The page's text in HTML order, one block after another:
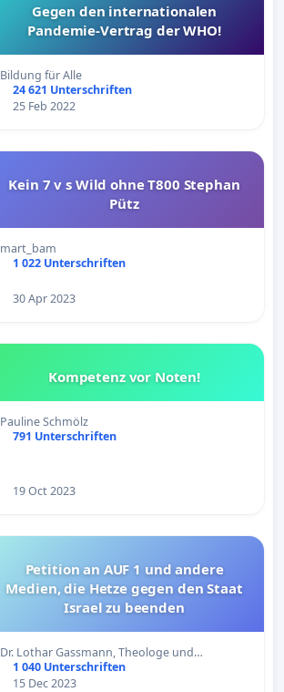
Gegen den internationalen
Pandemie-Vertrag der WHO!
Bildung für Alle
24 621 Unterschriften
25 Feb 2022
Kein 7 v s Wild ohne T800 Stephan
Pütz
mart_bam
1 022 Unterschriften
30 Apr 2023
Kompetenz vor Noten!
Pauline Schmölz
791 Unterschriften
19 Oct 2023
Petition an AUF 1 und andere
Medien, die Hetze gegen den Staat
Israel zu beenden
Dr. Lothar Gassmann, Theologe und…
1 040 Unterschriften
15 Dec 2023